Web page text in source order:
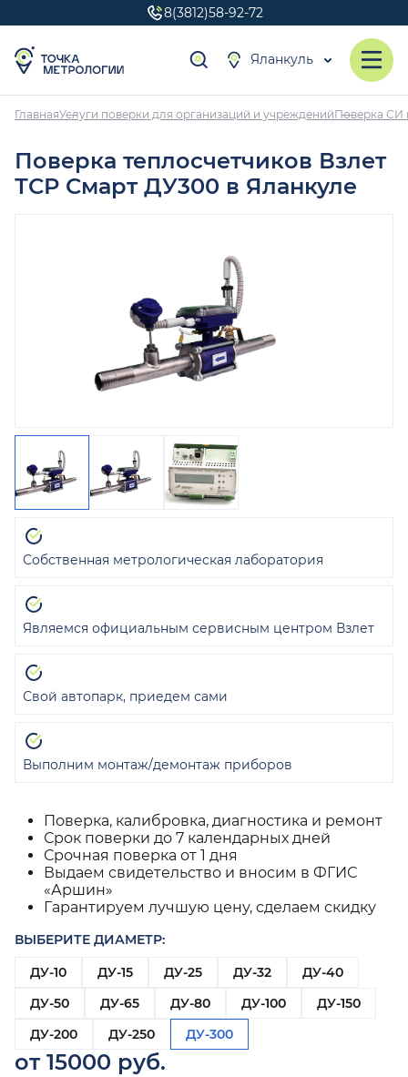
8(3812)58-92-72
Яланкуль
ГлавнаяУслуги поверки для организаций и учрежденийПоверка СИ
Поверка теплосчетчиков Взлет
ТСР Смарт ДУ300 в Яланкуле
Поверка, калибровка, диагностика и ремонт
Срок поверки до 7 календарных дней
Срочная поверка от 1 дня
Выдаем свидетельство и вносим в ФГИС
«Аршин»
Гарантируем лучшую цену, сделаем скидку
ВЫБЕРИТЕ ДИАМЕТР:
ДУ-10
ДУ-15 ДУ-25 ДУ-32
ДУ-40
ДУ-50
ДУ-65 ДУ-80 ДУ-100
ДУ-150
ДУ-200
ДУ-250 ДУ-300
от 15000 руб.
Собственная метрологическая лаборатория
Являемся официальным сервисным центром Взлет
Свой автопарк, приедем сами
Выполним монтаж/демонтаж приборов